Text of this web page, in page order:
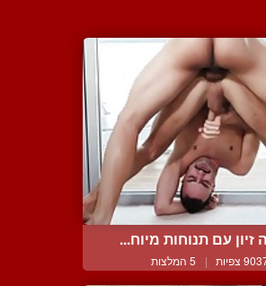
זיון עם תנוחות מיוח...
צפיות | 5 המלצות